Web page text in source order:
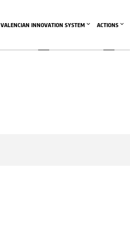
VALENCIAN INNOVATION SYSTEM ACTIONS